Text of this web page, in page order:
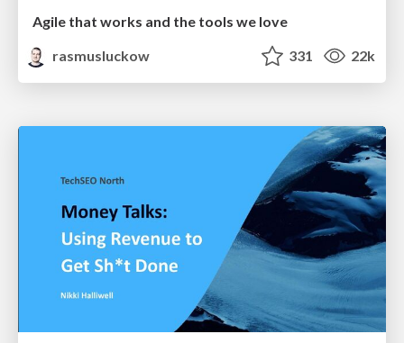
Agile that works and the tools we love
rasmusluckow
331 22k